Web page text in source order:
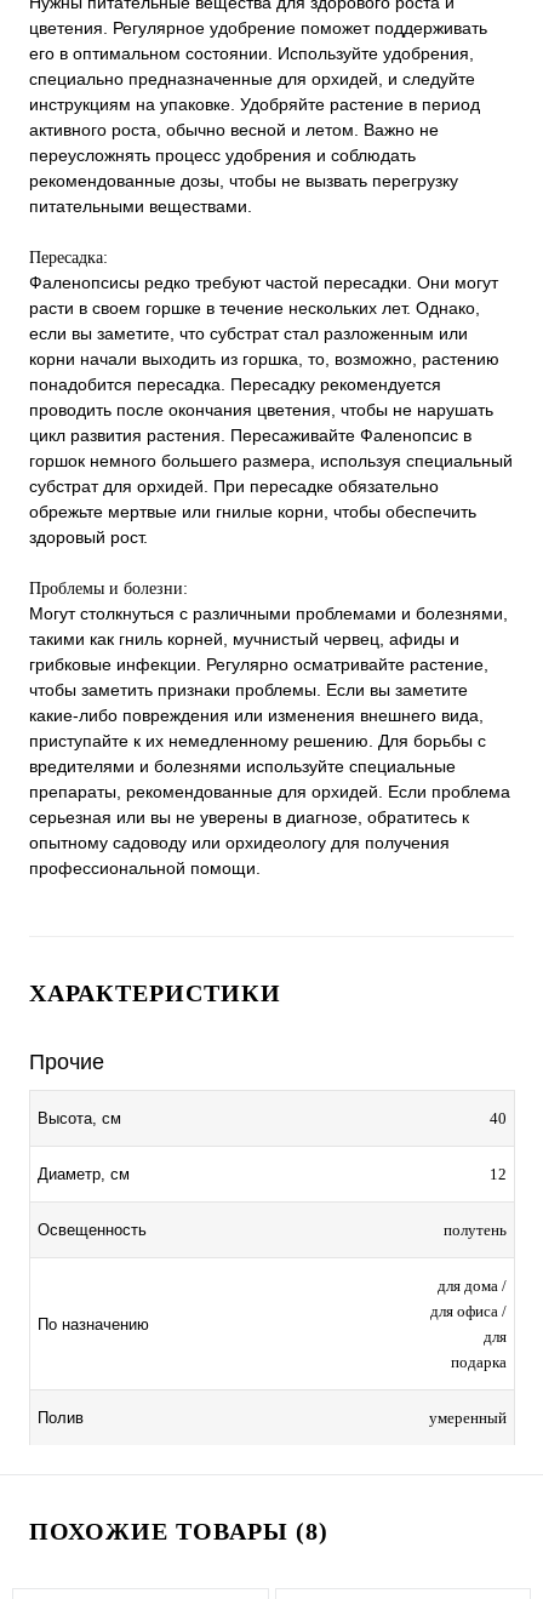
цветения. Регулярное удобрение поможет поддерживать
его в оптимальном состоянии. Используйте удобрения,
специально предназначенные для орхидей, и следуйте
инструкциям на упаковке. Удобряйте растение в период
активного роста, обычно весной и летом. Важно не
переусложнять процесс удобрения и соблюдать
рекомендованные дозы, чтобы не вызвать перегрузку
питательными веществами.
Пересадка:
Фаленопсисы редко требуют частой пересадки. Они могут
расти в своем горшке в течение нескольких лет. Однако,
если вы заметите, что субстрат стал разложенным или
корни начали выходить из горшка, то, возможно, растению
понадобится пересадка. Пересадку рекомендуется
проводить после окончания цветения, чтобы не нарушать
цикл развития растения. Пересаживайте Фаленопсис в
горшок немного большего размера, используя специальный
субстрат для орхидей. При пересадке обязательно
обрежьте мертвые или гнилые корни, чтобы обеспечить
здоровый рост.
Проблемы и болезни:
Могут столкнуться с различными проблемами и болезнями,
такими как гниль корней, мучнистый червец, афиды и
грибковые инфекции. Регулярно осматривайте растение,
чтобы заметить признаки проблемы. Если вы заметите
какие-либо повреждения или изменения внешнего вида,
приступайте к их немедленному решению. Для борьбы с
вредителями и болезнями используйте специальные
препараты, рекомендованные для орхидей. Если проблема
серьезная или вы не уверены в диагнозе, обратитесь к
опытному садоводу или орхидеологу для получения
профессиональной помощи.
ХАРАКТЕРИСТИКИ
Прочие
Высота, см 40
Диаметр, см 12
Освещенность полутень
По назначению
для дома /
для офиса /
для
подарка
Полив умеренный
ПОХОЖИЕ ТОВАРЫ (8)